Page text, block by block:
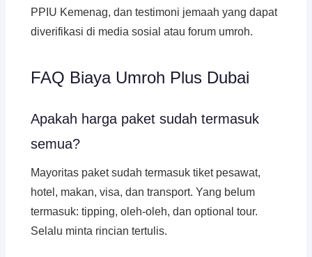
PPIU Kemenag, dan testimoni jemaah yang dapat
diverifikasi di media sosial atau forum umroh.
FAQ Biaya Umroh Plus Dubai
Apakah harga paket sudah termasuk
semua?
Mayoritas paket sudah termasuk tiket pesawat,
hotel, makan, visa, dan transport. Yang belum
termasuk: tipping, oleh-oleh, dan optional tour.
Selalu minta rincian tertulis.